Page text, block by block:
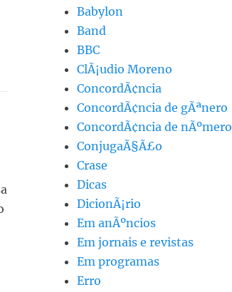
Babylon
Band
BBC
ClÃ¡udio Moreno
ConcordÃ¢ncia
ConcordÃ¢ncia de gÃªnero
ConcordÃ¢ncia de nÃºmero
ConjugaÃ§Ã£o
Crase
Dicas
DicionÃ¡rio
Em anÃºncios
Em jornais e revistas
Em programas
Erro